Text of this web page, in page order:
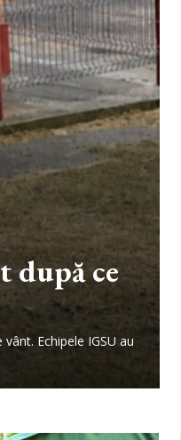
după ce
Echipele IGSU au